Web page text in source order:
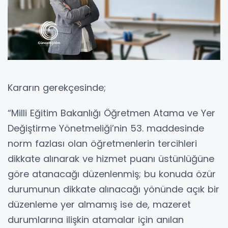
Kararın gerekçesinde;
“Milli Eğitim Bakanlığı Öğretmen Atama ve Yer
Değiştirme Yönetmeliği’nin 53. maddesinde
norm fazlası olan öğretmenlerin tercihleri
dikkate alınarak ve hizmet puanı üstünlüğüne
göre atanacağı düzenlenmiş; bu konuda özür
durumunun dikkate alınacağı yönünde açık bir
düzenleme yer almamış ise de, mazeret
durumlarına ilişkin atamalar için anılan